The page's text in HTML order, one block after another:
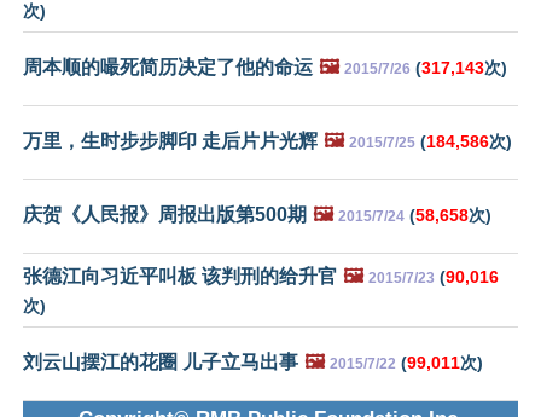
次)
周本顺的嘬死简历决定了他的命运 🖼️ 2015/7/26 (317,143次)
万里，生时步步脚印 走后片片光辉 🖼️ 2015/7/25 (184,586次)
庆贺《人民报》周报出版第500期 🖼️ 2015/7/24 (58,658次)
张德江向习近平叫板 该判刑的给升官 🖼️ 2015/7/23 (90,016
次)
刘云山摆江的花圈 儿子立马出事 🖼️ 2015/7/22 (99,011次)